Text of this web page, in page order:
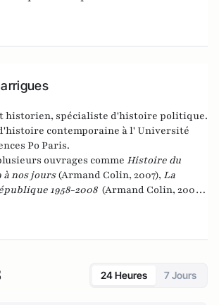
pour la revue politique et
historien, spécialiste d'histoire politique.
contemporaine à l' Université
Po Paris.
ouvrages comme Histoire du
à nos jours (Armand Colin, 2007), La
1958-2008 (Armand Colin, 2008)
: histoire d’une fascination
Son dernier livre,
24 Heures 7 Jours